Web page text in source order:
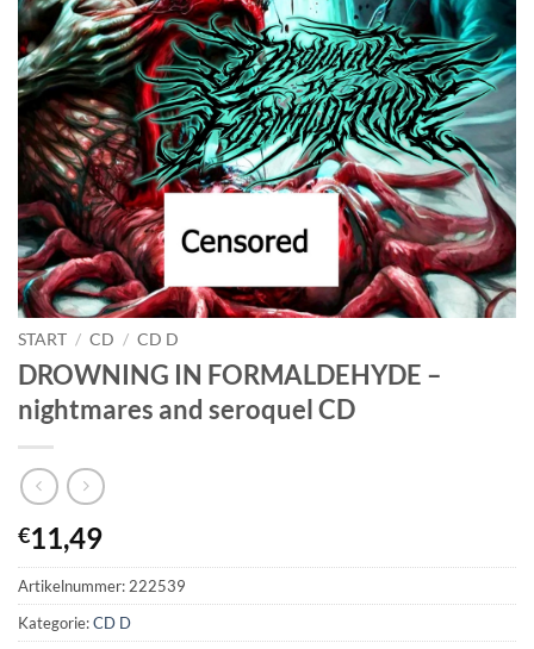
START / CD / CD D
DROWNING IN FORMALDEHYDE –
nightmares and seroquel CD
€11,49
Artikelnummer:222539
Kategorie:CD D